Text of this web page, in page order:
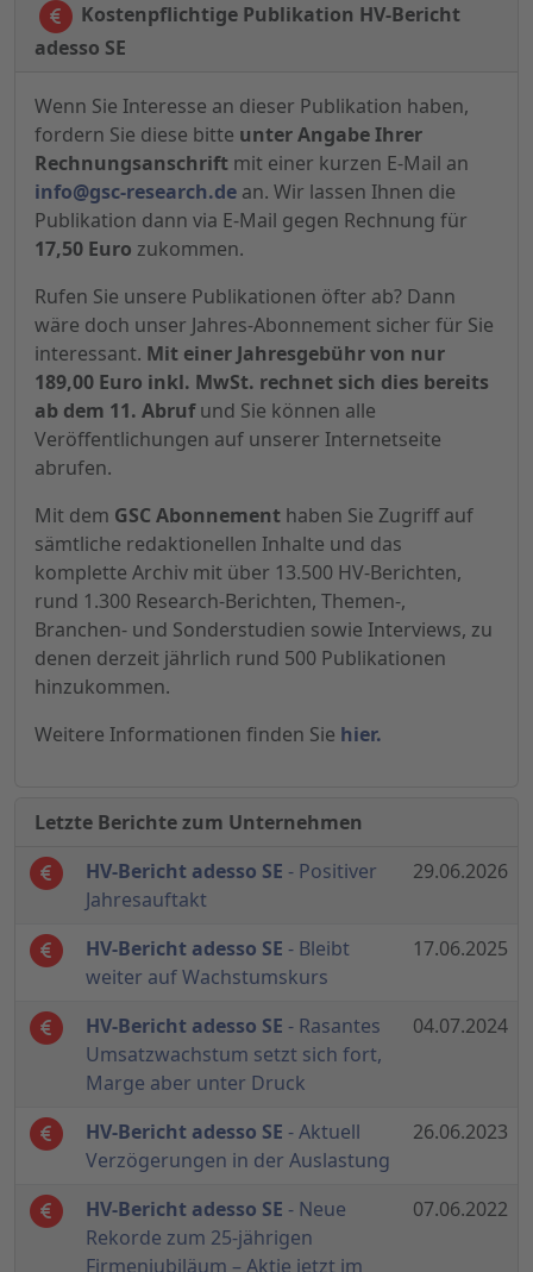
Kostenpflichtige Publikation HV-Bericht
adesso SE
Wenn Sie Interesse an dieser Publikation haben,
fordern Sie diese bitte unter Angabe Ihrer
Rechnungsanschrift mit einer kurzen E-Mail an
info@gsc-research.de an. Wir lassen Ihnen die
Publikation dann via E-Mail gegen Rechnung für
17,50 Euro zukommen.
Rufen Sie unsere Publikationen öfter ab? Dann
wäre doch unser Jahres-Abonnement sicher für Sie
interessant. Mit einer Jahresgebühr von nur
189,00 Euro inkl. MwSt. rechnet sich dies bereits
ab dem 11. Abrufund Sie können alle
Veröffentlichungen auf unserer Internetseite
abrufen.
Mit dem GSC Abonnement haben Sie Zugriff auf
sämtliche redaktionellen Inhalte und das
komplette Archiv mit über 13.500 HV-Berichten,
rund 1.300 Research-Berichten, Themen-,
Branchen- und Sonderstudien sowie Interviews, zu
denen derzeit jährlich rund 500 Publikationen
hinzukommen.
Weitere Informationen finden Sie hier.
Letzte Berichte zum Unternehmen
HV-Bericht adesso SE - Positiver
Jahresauftakt
29.06.2026
HV-Bericht adesso SE - Bleibt
weiter auf Wachstumskurs
17.06.2025
HV-Bericht adesso SE - Rasantes
Umsatzwachstum setzt sich fort,
Marge aber unter Druck
04.07.2024
HV-Bericht adesso SE - Aktuell
Verzögerungen in der Auslastung
26.06.2023
HV-Bericht adesso SE - Neue
Rekorde zum 25-jährigen
Firmenjubiläum – Aktie jetzt im
07.06.2022